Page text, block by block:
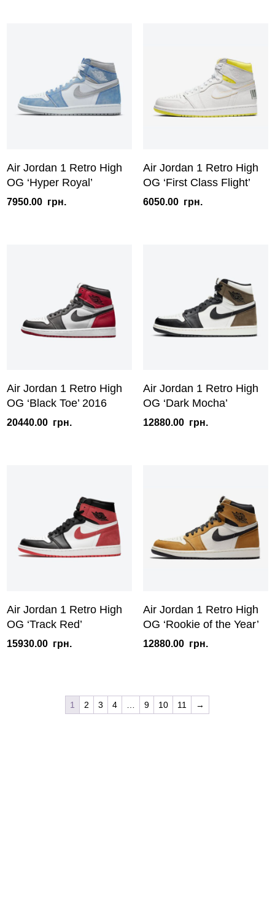
Air Jordan 1 Retro High
OG ‘Hyper Royal’
7950.00 грн.
Air Jordan 1 Retro High
OG ‘First Class Flight’
6050.00 грн.
Air Jordan 1 Retro High
OG ‘Black Toe’ 2016
20440.00 грн.
Air Jordan 1 Retro High
OG ‘Dark Mocha’
12880.00 грн.
Air Jordan 1 Retro High
OG ‘Track Red’
15930.00 грн.
Air Jordan 1 Retro High
OG ‘Rookie of the Year’
12880.00 грн.
1 2 3 4 9 10 11 →